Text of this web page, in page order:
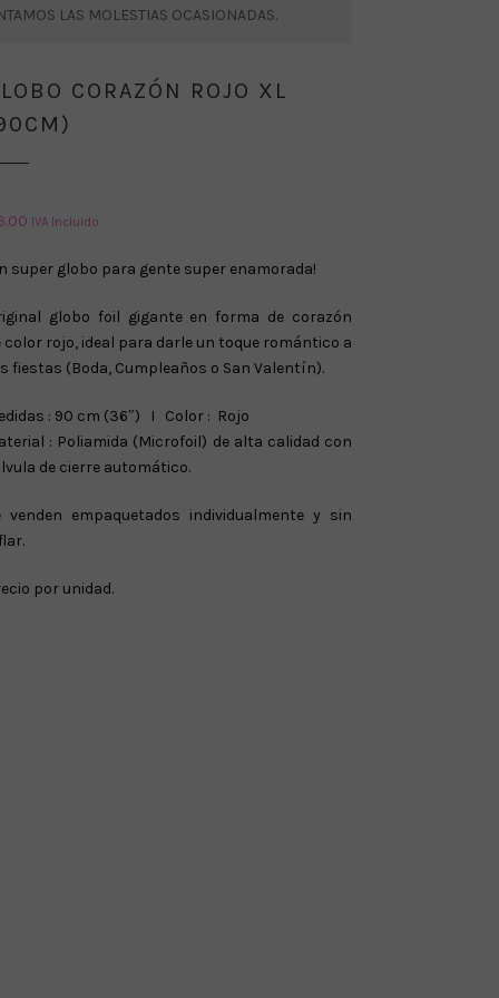
LAS MOLESTIAS OCASIONADAS.
CORAZÓN ROJO XL
IVA Incluido
super globo para gente super enamorada!
globo foil gigante en forma de corazón
color rojo, ideal para darle un toque romántico a
fiestas (Boda, Cumpleaños o San Valentín).
: 90 cm (36″) I Color : Rojo
: Poliamida (Microfoil) de alta calidad con
de cierre automático.
venden empaquetados individualmente y sin
por unidad.